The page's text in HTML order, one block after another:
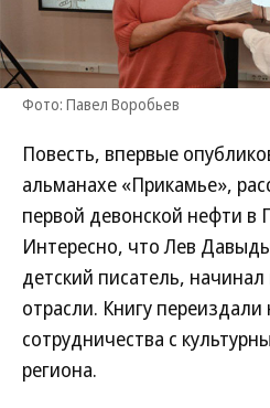
Фото: Павел Воробьев
Повесть, впервые
альманахе «Прикамье»,
первой девонской нефти в
Интересно, что Лев
детский писатель,
отрасли. Книгу
сотрудничества с
региона.